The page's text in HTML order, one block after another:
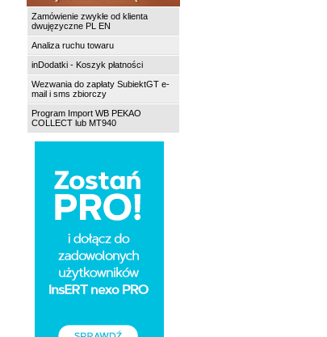
Zamówienie zwykłe od klienta
dwujęzyczne PL EN
Analiza ruchu towaru
inDodatki - Koszyk płatności
Wezwania do zapłaty SubiektGT e-
mail i sms zbiorczy
Program Import WB PEKAO
COLLECT lub MT940